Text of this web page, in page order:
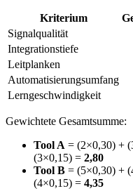
Kriterium
Signalqualität
Integrationstiefe
Leitplanken
Automatisierungsumfang
Lerngeschwindigkeit
Gewichtete Gesamtsumme:
Tool A = (2×0,30) +
(3×0,15) = 2,80
Tool B = (5×0,30) +
(4×0,15) = 4,35